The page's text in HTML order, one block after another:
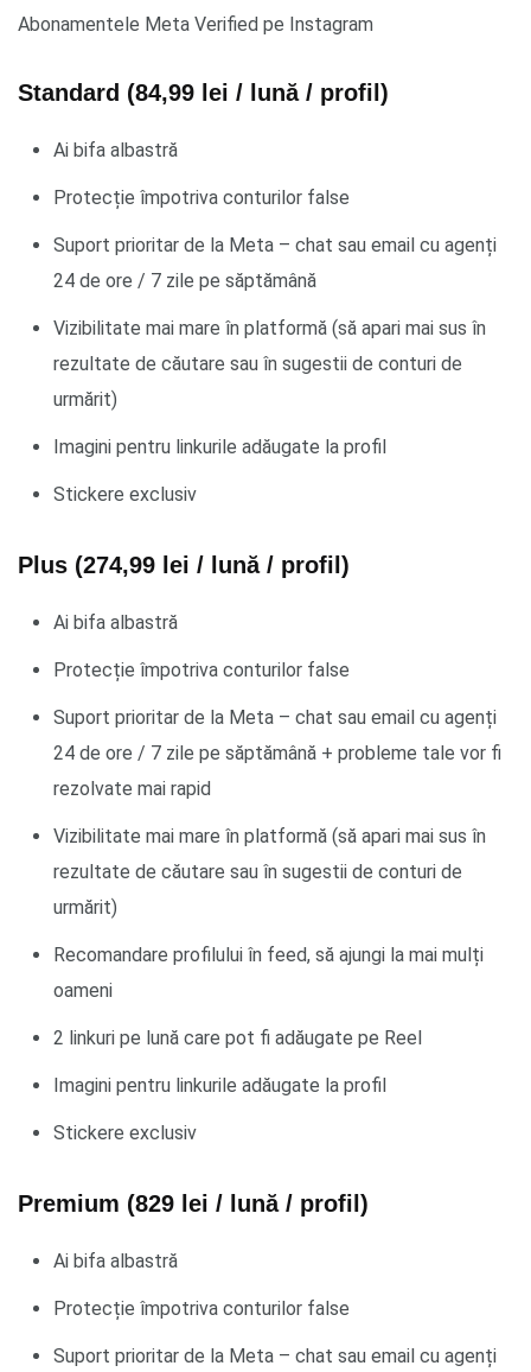
Abonamentele Meta Verified pe Instagram
Standard (84,99 lei / lună / profil)
Ai bifa albastră
Protecție împotriva conturilor false
Suport prioritar de la Meta – chat sau email cu agenți
24 de ore / 7 zile pe săptămână
Vizibilitate mai mare în platformă (să apari mai sus în
rezultate de căutare sau în sugestii de conturi de
urmărit)
Imagini pentru linkurile adăugate la profil
Stickere exclusiv
Plus (274,99 lei / lună / profil)
Ai bifa albastră
Protecție împotriva conturilor false
Suport prioritar de la Meta – chat sau email cu agenți
24 de ore / 7 zile pe săptămână + probleme tale vor fi
rezolvate mai rapid
Vizibilitate mai mare în platformă (să apari mai sus în
rezultate de căutare sau în sugestii de conturi de
urmărit)
Recomandare profilului în feed, să ajungi la mai mulți
oameni
2 linkuri pe lună care pot fi adăugate pe Reel
Imagini pentru linkurile adăugate la profil
Stickere exclusiv
Premium (829 lei / lună / profil)
Ai bifa albastră
Protecție împotriva conturilor false
Suport prioritar de la Meta – chat sau email cu agenți